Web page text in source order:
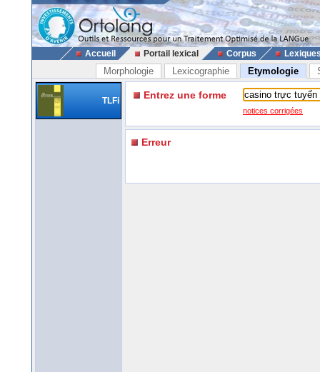
Accueil Portail lexical Corpus
Morphologie Lexicographie Etymologie
TLFi Entrez une forme
notices corrigées
Erreur